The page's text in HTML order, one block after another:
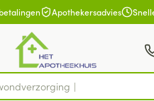
Apothekersadvies
categorie...